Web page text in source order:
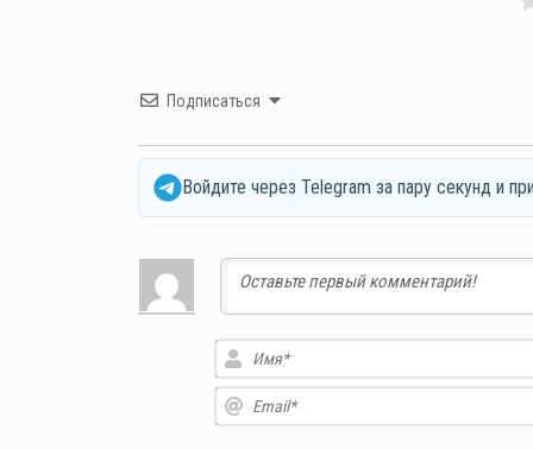
Подписаться
Войдите через Telegram за пару секунд и